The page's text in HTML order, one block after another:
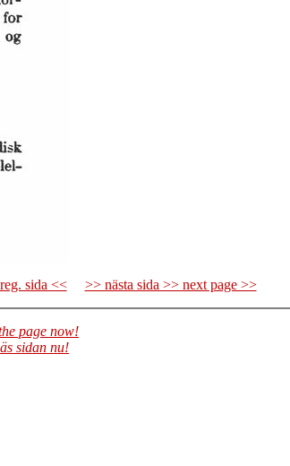
sida << >> nästa sida >> next page >>
page now!
sidan nu!